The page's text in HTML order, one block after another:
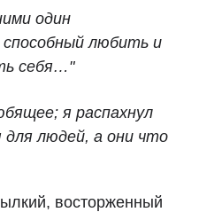
один
любить и
себя…"
я распахнул
людей, а они что
восторженный